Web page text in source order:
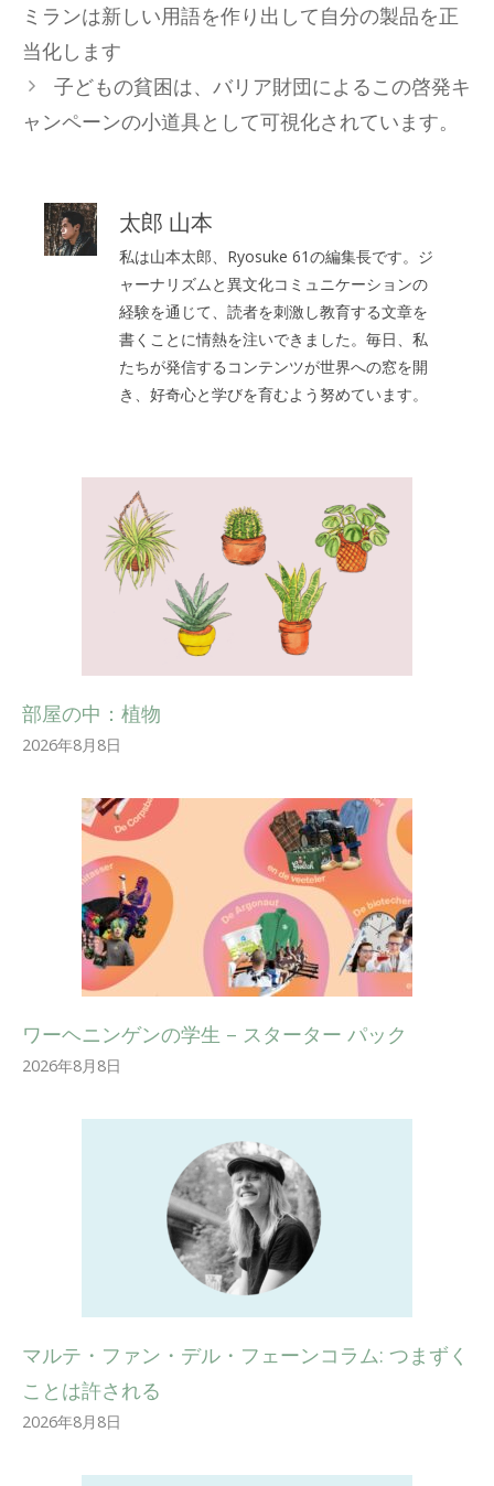
リ
ー
ミランは新しい用語を作り出して自分の製品を正
当化します
子どもの貧困は、バリア財団によるこの啓発キ
ャンペーンの小道具として可視化されています。
太郎 山本
私は山本太郎、Ryosuke 61の編集長です。ジ
ャーナリズムと異文化コミュニケーションの
経験を通じて、読者を刺激し教育する文章を
書くことに情熱を注いできました。毎日、私
たちが発信するコンテンツが世界への窓を開
き、好奇心と学びを育むよう努めています。
部屋の中：植物
2026年8月8日
ワーヘニンゲンの学生 – スターター パック
2026年8月8日
マルテ・ファン・デル・フェーンコラム: つまずく
ことは許される
2026年8月8日